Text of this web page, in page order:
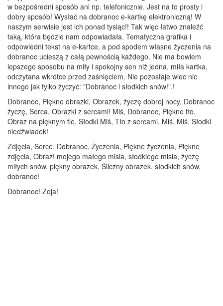
w bezpośredni sposób ani np. telefonicznie. Jest na to prosty i
dobry sposób! Wysłać na dobranoc e-kartkę elektroniczną! W
naszym serwisie jest ich ponad tysiąc!! Tak więc łatwo znaleźć
taką, która będzie nam odpowiadała. Tematyczna grafika i
odpowiedni tekst na e-kartce, a pod spodem własne życzenia na
dobranoc ucieszą z całą pewnością każdego. Nie ma bowiem
lepszego sposobu na miły i spokojny sen niż jedna, miła kartka,
odczytana wkrótce przed zaśnięciem. Nie pozostaje wiec nic
innego jak tylko życzyć: "Dobranoc i słodkich snów!".!
Dobranoc, Piękne obrazki, Obrazek, życzę dobrej nocy, Dobranoc
życzę, Serca, Obrazki z sercami! Miś, Dobranoc, Piękne tło,
Obraz na pięknym tle, Słodki Miś, Tło z sercami, Miś, Miś, Słodki
niedźwiadek!
Zdjęcia, Serce, Dobranoc, Życzenia, Piękne życzenia, Piękne
zdjęcia, Obraz! mojego małego misia, słodkiego misia, życzę
miłych snów, piękny obrazek, Śliczny obrazek, słodkich snów,
dobranoc!
Dobranoc! Zoja!